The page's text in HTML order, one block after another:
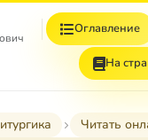
Оглавление
На
Читать